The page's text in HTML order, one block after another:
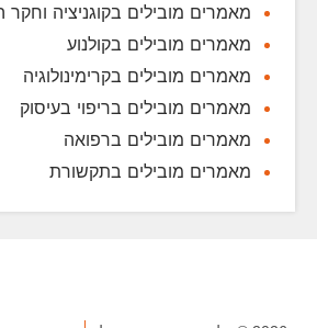
מאמרים מובילים בקוגניציה וחקר
מאמרים מובילים בקולנוע
מאמרים מובילים בקרימינולוגיה
מאמרים מובילים בריפוי בעיסוק
מאמרים מובילים ברפואה
מאמרים מובילים בתקשורת